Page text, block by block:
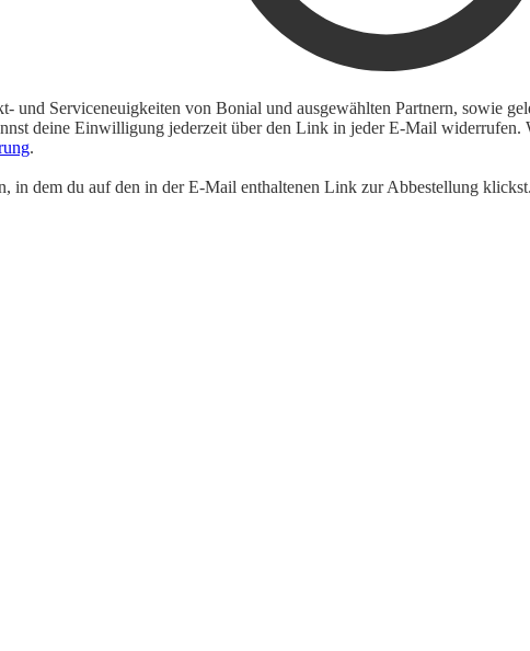
und Serviceneuigkeiten von Bonial und ausgewählten Partnern, sowie
deine Einwilligung jederzeit über den Link in jeder E-Mail
.
in dem du auf den in der E-Mail enthaltenen Link zur Abbestellung klickst.